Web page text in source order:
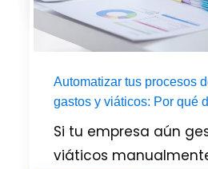
PUBLICADO EN GENERAL,
Automatizar tus procesos
gastos y viáticos: Por qué
Si tu empresa aún
viáticos